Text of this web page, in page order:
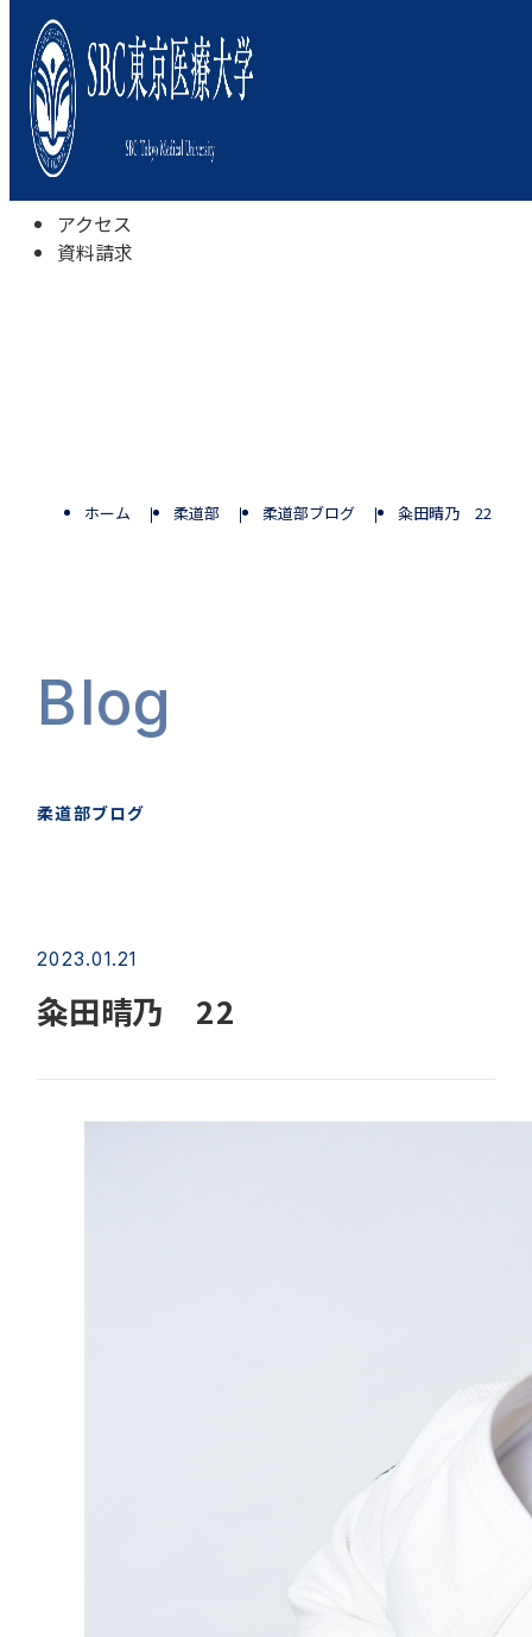
本学について
学びの特色
学部・学科
キャンパスライフ
入試情報
受験相談会
アクセス
資料請求
Blog
柔道部ブログ
ホーム 柔道部 柔道部ブログ 粂田晴乃 22
2023.01.21
粂田晴乃 22